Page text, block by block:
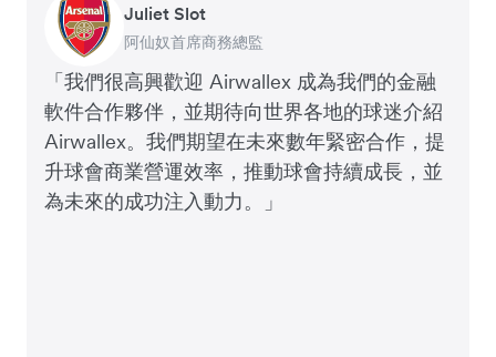
「我們很高興歡迎 Airwallex 成為我們的金融
軟件合作夥伴，並期待向世界各地的球迷介紹
Airwallex。我們期望在未來數年緊密合作，提
升球會商業營運效率，推動球會持續成長，並
為未來的成功注入動力。」
Juliet Slot
阿仙奴首席商務總監
Jack Zhang
Airwallex 共同創辦人兼行政總裁